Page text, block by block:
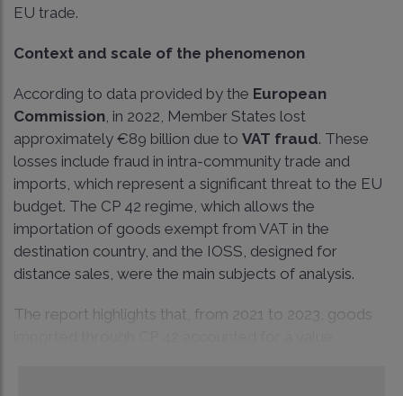
EU trade.
Context and scale of the phenomenon
According to data provided by the European
Commission , in 2022, Member States lost
approximately €89 billion due to VAT fraud. These
losses include fraud in intra-community trade and
imports, which represent a significant threat to the EU
budget. The CP 42 regime, which allows the
importation of goods exempt from VAT in the
destination country, and the IOSS, designed for
distance sales, were the main subjects of analysis.
The report highlights that, from 2021 to 2023, goods